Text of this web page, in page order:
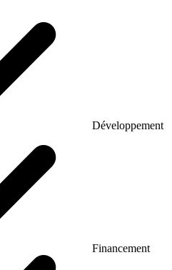
Développement
Financement